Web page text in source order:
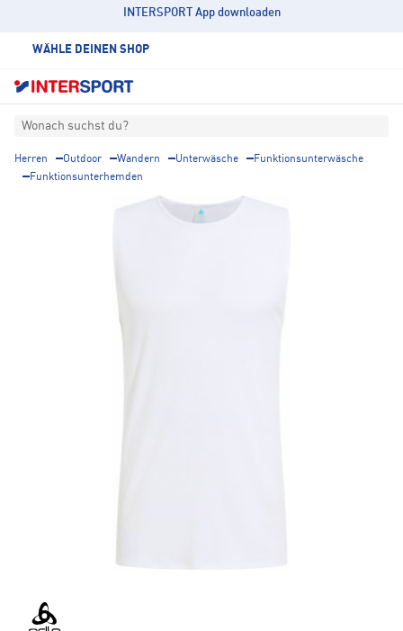
INTERSPORT App downloaden
WÄHLE DEINEN SHOP
Wonach suchst du?
Herren Outdoor Wandern Unterwäsche
Funktionsunterwäsche
Funktionsunterhemden